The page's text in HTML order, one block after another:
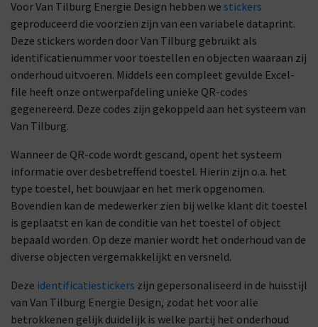
Voor Van Tilburg Energie Design hebben we stickers
geproduceerd die voorzien zijn van een variabele dataprint.
Deze stickers worden door Van Tilburg gebruikt als
identificatienummer voor toestellen en objecten waaraan zij
onderhoud uitvoeren. Middels een compleet gevulde Excel-
file heeft onze ontwerpafdeling unieke QR-codes
gegenereerd. Deze codes zijn gekoppeld aan het systeem van
Van Tilburg.
Wanneer de QR-code wordt gescand, opent het systeem
informatie over desbetreffend toestel. Hierin zijn o.a. het
type toestel, het bouwjaar en het merk opgenomen.
Bovendien kan de medewerker zien bij welke klant dit toestel
is geplaatst en kan de conditie van het toestel of object
bepaald worden. Op deze manier wordt het onderhoud van de
diverse objecten vergemakkelijkt en versneld.
Deze identificatiestickers zijn gepersonaliseerd in de huisstijl
van Van Tilburg Energie Design, zodat het voor alle
betrokkenen gelijk duidelijk is welke partij het onderhoud